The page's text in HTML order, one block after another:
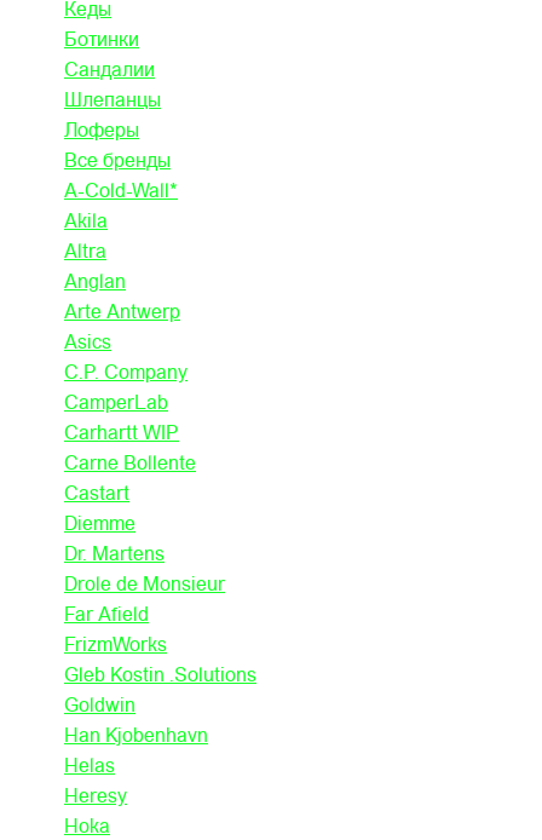
Кеды
Ботинки
Сандалии
Шлепанцы
Лоферы
Все бренды
A-Cold-Wall*
Akila
Altra
Anglan
Arte Antwerp
Asics
C.P. Company
CamperLab
Carhartt WIP
Carne Bollente
Castart
Diemme
Dr. Martens
Drole de Monsieur
Far Afield
FrizmWorks
Gleb Kostin .Solutions
Goldwin
Han Kjobenhavn
Helas
Heresy
Hoka